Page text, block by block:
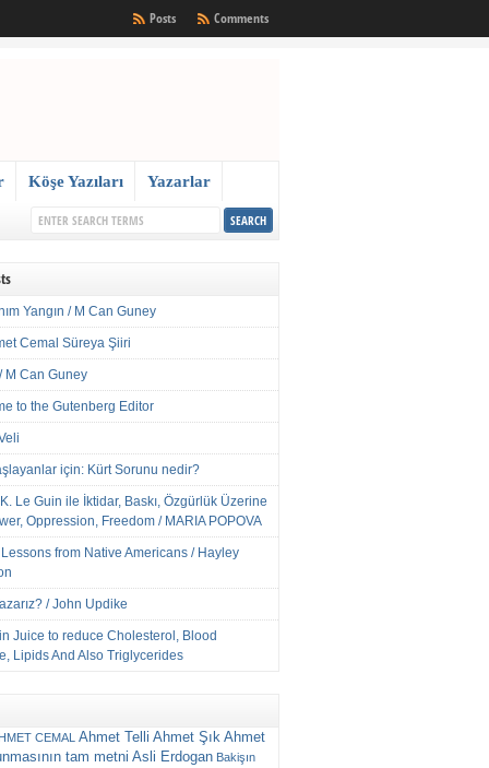
Comments
Posts
Köşe Yazıları Yazarlar
Yangın / M Can Guney
Cemal Süreya Şiiri
M Can Guney
to the Gutenberg Editor
için: Kürt Sorunu nedir?
Le Guin ile İktidar, Baskı, Özgürlük Üzerine
Oppression, Freedom / MARIA POPOVA
from Native Americans / Hayley
/ John Updike
Juice to reduce Cholesterol, Blood
Lipids And Also Triglycerides
CEMAL Ahmet Telli Ahmet Şık Ahmet
tam metni Asli Erdogan Bakişın